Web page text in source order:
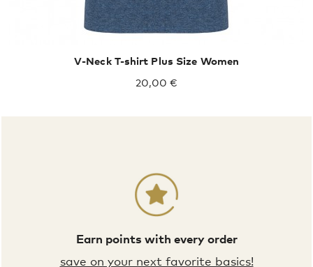
V-Neck T-shirt Plus Size Women
20,00 €
Earn points with every order
save on your next favorite basics!